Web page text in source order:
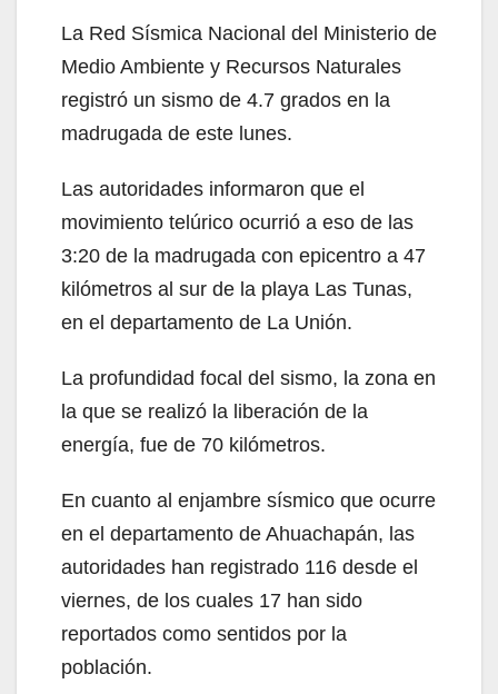
La Red Sísmica Nacional del Ministerio de
Medio Ambiente y Recursos Naturales
registró un sismo de 4.7 grados en la
madrugada de este lunes.
Las autoridades informaron que el
movimiento telúrico ocurrió a eso de las
3:20 de la madrugada con epicentro a 47
kilómetros al sur de la playa Las Tunas,
en el departamento de La Unión.
La profundidad focal del sismo, la zona en
la que se realizó la liberación de la
energía, fue de 70 kilómetros.
En cuanto al enjambre sísmico que ocurre
en el departamento de Ahuachapán, las
autoridades han registrado 116 desde el
viernes, de los cuales 17 han sido
reportados como sentidos por la
población.